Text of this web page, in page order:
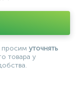
просим уточнять
товара у